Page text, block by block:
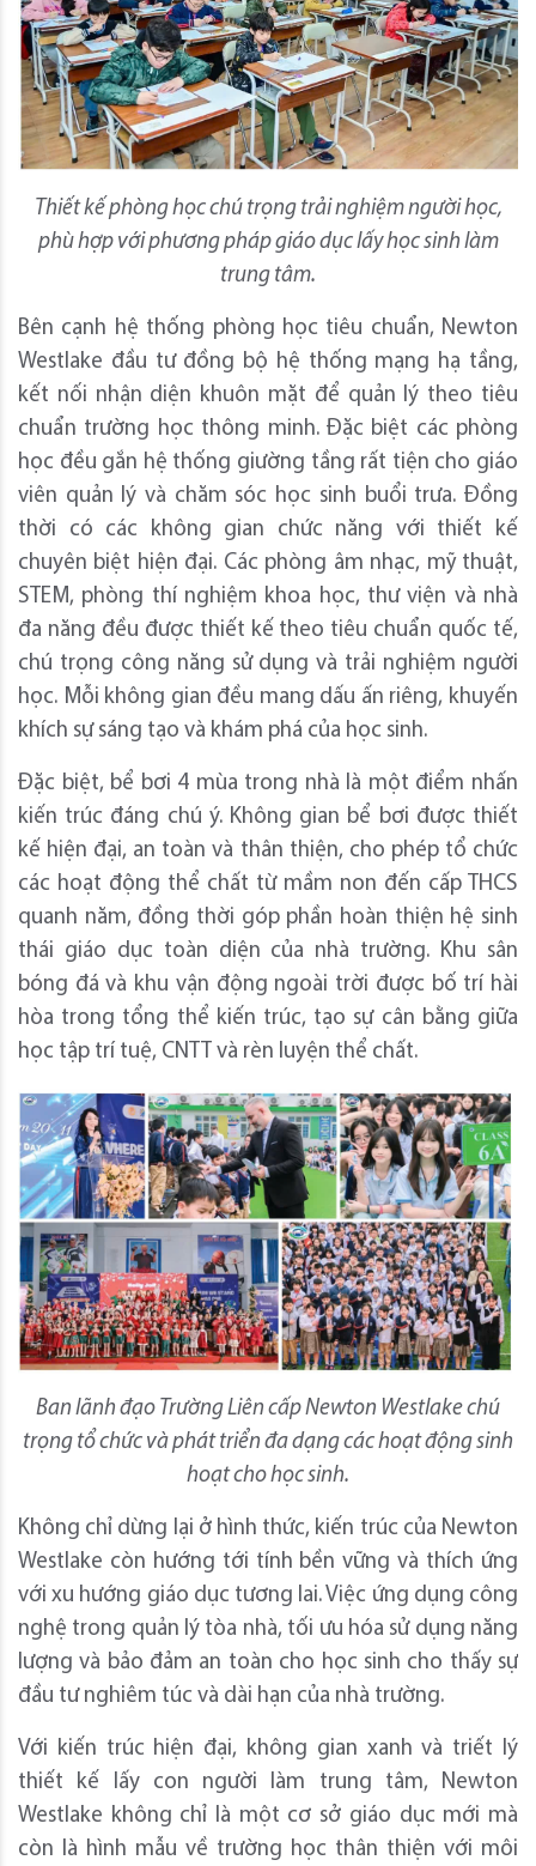
Thiết kế phòng học chú trọng trải nghiệm người học,
phù hợp với phương pháp giáo dục lấy học sinh làm
trung tâm.
Bên cạnh hệ thống phòng học tiêu chuẩn, Newton
Westlake đầu tư đồng bộ hệ thống mạng hạ tầng,
kết nối nhận diện khuôn mặt để quản lý theo tiêu
chuẩn trường học thông minh. Đặc biệt các phòng
học đều gắn hệ thống giường tầng rất tiện cho giáo
viên quản lý và chăm sóc học sinh buổi trưa. Đồng
thời có các không gian chức năng với thiết kế
chuyên biệt hiện đại. Các phòng âm nhạc, mỹ thuật,
STEM, phòng thí nghiệm khoa học, thư viện và nhà
đa năng đều được thiết kế theo tiêu chuẩn quốc tế,
chú trọng công năng sử dụng và trải nghiệm người
học. Mỗi không gian đều mang dấu ấn riêng, khuyến
khích sự sáng tạo và khám phá của học sinh.
Đặc biệt, bể bơi 4 mùa trong nhà là một điểm nhấn
kiến trúc đáng chú ý. Không gian bể bơi được thiết
kế hiện đại, an toàn và thân thiện, cho phép tổ chức
các hoạt động thể chất từ mầm non đến cấp THCS
quanh năm, đồng thời góp phần hoàn thiện hệ sinh
thái giáo dục toàn diện của nhà trường. Khu sân
bóng đá và khu vận động ngoài trời được bố trí hài
hòa trong tổng thể kiến trúc, tạo sự cân bằng giữa
học tập trí tuệ, CNTT và rèn luyện thể chất.
Ban lãnh đạo Trường Liên cấp Newton Westlake chú
trọng tổ chức và phát triển đa dạng các hoạt động sinh
hoạt cho học sinh.
Không chỉ dừng lại ở hình thức, kiến trúc của Newton
Westlake còn hướng tới tính bền vững và thích ứng
với xu hướng giáo dục tương lai. Việc ứng dụng công
nghệ trong quản lý tòa nhà, tối ưu hóa sử dụng năng
lượng và bảo đảm an toàn cho học sinh cho thấy sự
đầu tư nghiêm túc và dài hạn của nhà trường.
Với kiến trúc hiện đại, không gian xanh và triết lý
thiết kế lấy con người làm trung tâm, Newton
Westlake không chỉ là một cơ sở giáo dục mới mà
còn là hình mẫu về trường học thân thiện với môi